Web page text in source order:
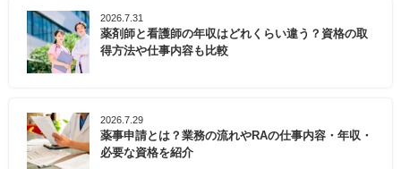
2026.7.31
薬剤師と看護師の年収はどれくらい違う？資格の取
得方法や仕事内容も比較
2026.7.29
薬事申請とは？業務の流れやRAの仕事内容・年収・
必要な資格を紹介